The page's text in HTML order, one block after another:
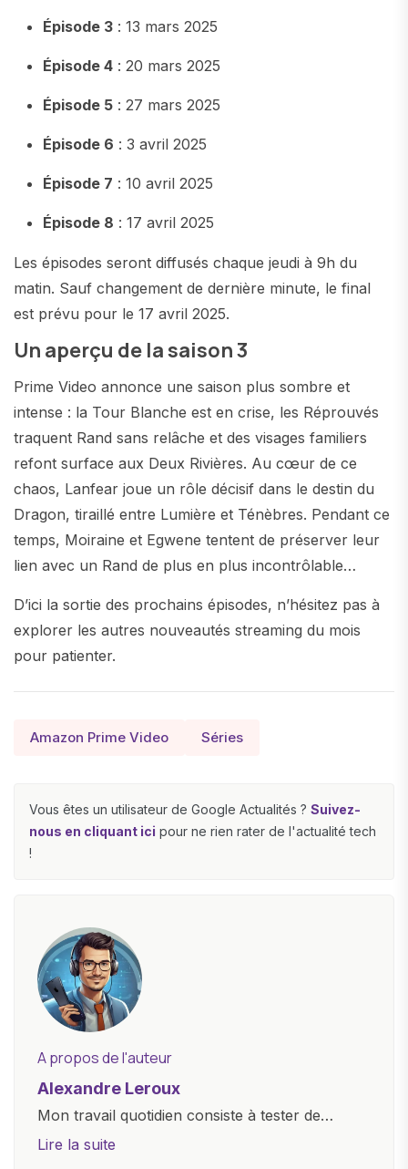
Épisode 3 : 13 mars 2025
Épisode 4 : 20 mars 2025
Épisode 5 : 27 mars 2025
Épisode 6 : 3 avril 2025
Épisode 7 : 10 avril 2025
Épisode 8 : 17 avril 2025
Les épisodes seront diffusés chaque jeudi à 9h du
matin. Sauf changement de dernière minute, le final
est prévu pour le 17 avril 2025.
Un aperçu de la saison 3
Prime Video annonce une saison plus sombre et
intense : la Tour Blanche est en crise, les Réprouvés
traquent Rand sans relâche et des visages familiers
refont surface aux Deux Rivières. Au cœur de ce
chaos, Lanfear joue un rôle décisif dans le destin du
Dragon, tiraillé entre Lumière et Ténèbres. Pendant ce
temps, Moiraine et Egwene tentent de préserver leur
lien avec un Rand de plus en plus incontrôlable…
D’ici la sortie des prochains épisodes, n’hésitez pas à
explorer les autres nouveautés streaming du mois
pour patienter.
Amazon Prime Video Séries
Vous êtes un utilisateur de Google Actualités ? Suivez-
nous en cliquant ici pour ne rien rater de l'actualité tech
!
A propos de l'auteur
Alexandre Leroux
Mon travail quotidien consiste à tester de
nouveaux appareils, à rédiger des critiques
Lire la suite